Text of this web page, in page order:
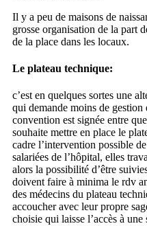
Il y a peu de maisons de
grosse organisation de la part
de la place dans les locaux.
Le plateau technique:
c’est en quelques sortes une
qui demande moins de
convention est signée entre
souhaite mettre en place le
cadre l’intervention possible
salariées de l’hôpital, elles
alors la possibilité d’être
doivent faire à minima le rdv
des médecins du plateau
accoucher avec leur propre
choisie qui laisse l’accès à une